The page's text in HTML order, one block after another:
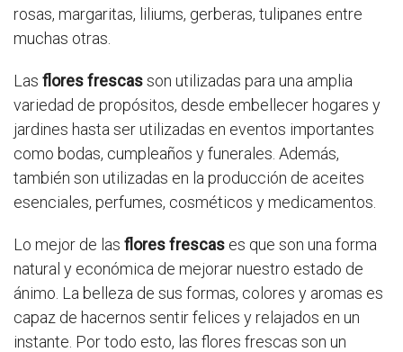
rosas, margaritas, liliums, gerberas, tulipanes entre
muchas otras.
Las flores frescasson utilizadas para una amplia
variedad de propósitos, desde embellecer hogares y
jardines hasta ser utilizadas en eventos importantes
como bodas, cumpleaños y funerales. Además,
también son utilizadas en la producción de aceites
esenciales, perfumes, cosméticos y medicamentos.
Lo mejor de las flores frescas es que son una forma
natural y económica de mejorar nuestro estado de
ánimo. La belleza de sus formas, colores y aromas es
capaz de hacernos sentir felices y relajados en un
instante. Por todo esto, las flores frescas son un